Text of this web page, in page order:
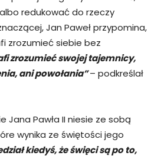
redukować do rzeczy
Jan Paweł przypomina,
zrozumieć siebie bez
zrozumieć swojej tajemnicy,
ani powołania”– podkreślał
Jana Pawła II niesie ze sobą
wynika ze świętości jego
kiedyś, że święci są po to,